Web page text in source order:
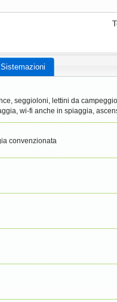
Sistemazioni
seggioloni, lettini da
wi-fi anche in spiaggia,
convenzionata